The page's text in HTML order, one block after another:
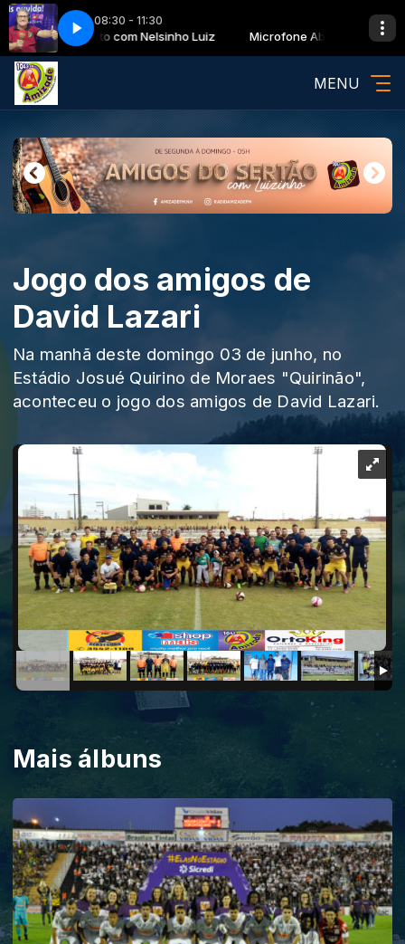
08:30 - 11:30
Aberto com Nelsinho Luiz Microfone Aberto com
MENU
Jogo dos amigos de
David Lazari
Na manhã deste domingo 03 de junho, no
Estádio Josué Quirino de Moraes "Quirinão",
aconteceu o jogo dos amigos de David Lazari.
Mais álbuns